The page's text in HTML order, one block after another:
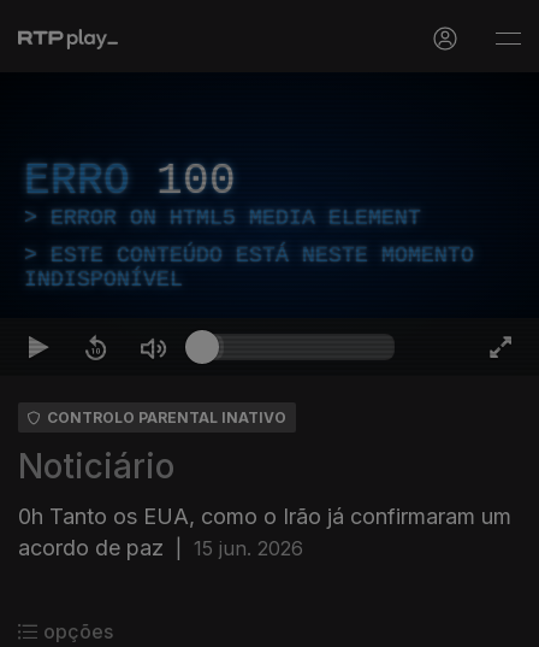
ERRO 100
ERROR ON HTML5 MEDIA ELEMENT
ESTE CONTEÚDO ESTÁ NESTE MOMENTO
INDISPONÍVEL
CONTROLO PARENTAL INATIVO
Noticiário
0h Tanto os EUA, como o Irão já confirmaram um
acordo de paz
15 jun. 2026
opções